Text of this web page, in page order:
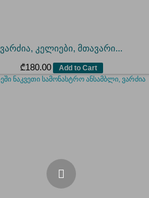
ვარძია, კელიები, მთავარი...
₾180.00 Add to Cart